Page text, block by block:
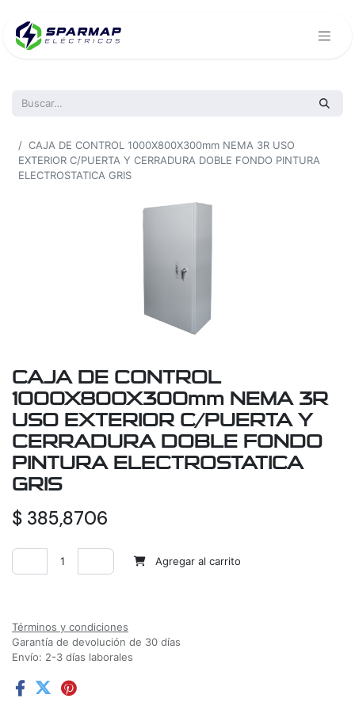
CAJA DE CONTROL 1000X800X300mm NEMA 3R USO
EXTERIOR C/PUERTA Y CERRADURA DOBLE FONDO PINTURA
ELECTROSTATICA GRIS
CAJA DE CONTROL
1000X800X300mm NEMA 3R
USO EXTERIOR C/PUERTA Y
CERRADURA DOBLE FONDO
PINTURA ELECTROSTATICA
GRIS
$ 385,8706
Agregar al carrito
Términos y condiciones
Garantía de devolución de 30 días
Envío: 2-3 días laborales